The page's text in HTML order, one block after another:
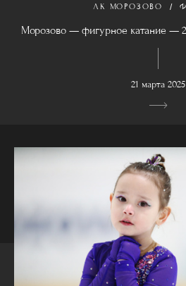
ЛК МОРОЗОВО
Морозово — фигурное катание —
21 марта 2025